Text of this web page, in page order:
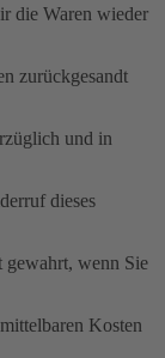
die Waren wieder
zurückgesandt
und in
dieses
gewahrt, wenn Sie
Kosten